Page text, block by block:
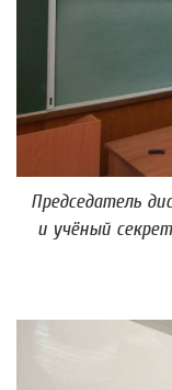
Председатель
и учёный